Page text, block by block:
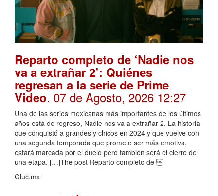
Reparto completo de ‘Nadie nos
va a extrañar 2’: Quiénes
regresan a la serie de Prime
Video. 07 de Agosto, 2026 12:27
Una de las series mexicanas más importantes de los últimos
años está de regreso, Nadie nos va a extrañar 2. La historia
que conquistó a grandes y chicos en 2024 y que vuelve con
una segunda temporada que promete ser más emotiva,
estará marcada por el duelo pero también será el cierre de
una etapa. […]The post Reparto completo de 
Gluc.mx